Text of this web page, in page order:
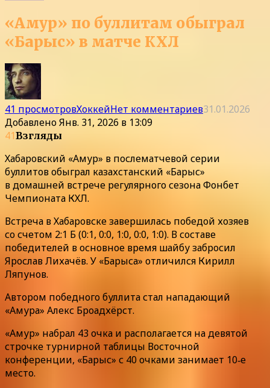
«Амур» по буллитам обыграл
«Барыс» в матче КХЛ
41 просмотровХоккейНет комментариев31.01.2026
ДобавленоЯнв. 31, 2026 в 13:09
41Взгляды
Хабаровский «Амур» в послематчевой серии
буллитов обыграл казахстанский «Барыс»
в домашней встрече регулярного сезона Фонбет
Чемпионата КХЛ.
Встреча в Хабаровске завершилась победой хозяев
со счетом 2:1 Б (0:1, 0:0, 1:0, 0:0, 1:0). В составе
победителей в основное время шайбу забросил
Ярослав Лихачёв. У «Барыса» отличился Кирилл
Ляпунов.
Автором победного буллита стал нападающий
«Амура» Алекс Броадхёрст.
«Амур» набрал 43 очка и располагается на девятой
строчке турнирной таблицы Восточной
конференции, «Барыс» с 40 очками занимает 10‑е
место.